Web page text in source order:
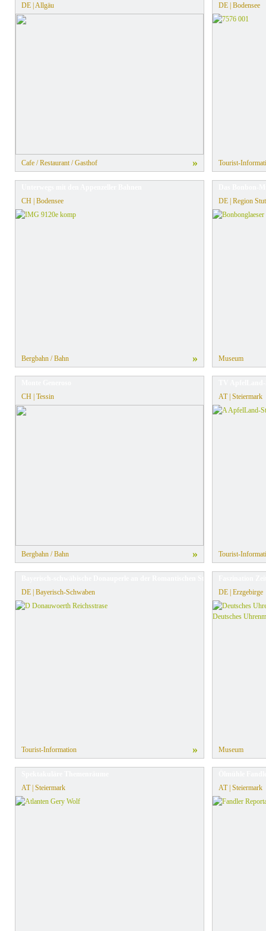
DE | Allgäu
Cafe / Restaurant / Gasthof »
DE | Bodensee
Tourist-
CH | Bodensee
Bergbahn / Bahn »
DE | Region
Museum
CH | Tessin
Bergbahn / Bahn »
AT | Steiermark
Tourist-
DE | Bayerisch-Schwaben
Tourist-Information »
DE | Erzgebirge
Museum
AT | Steiermark
AT | Steiermark